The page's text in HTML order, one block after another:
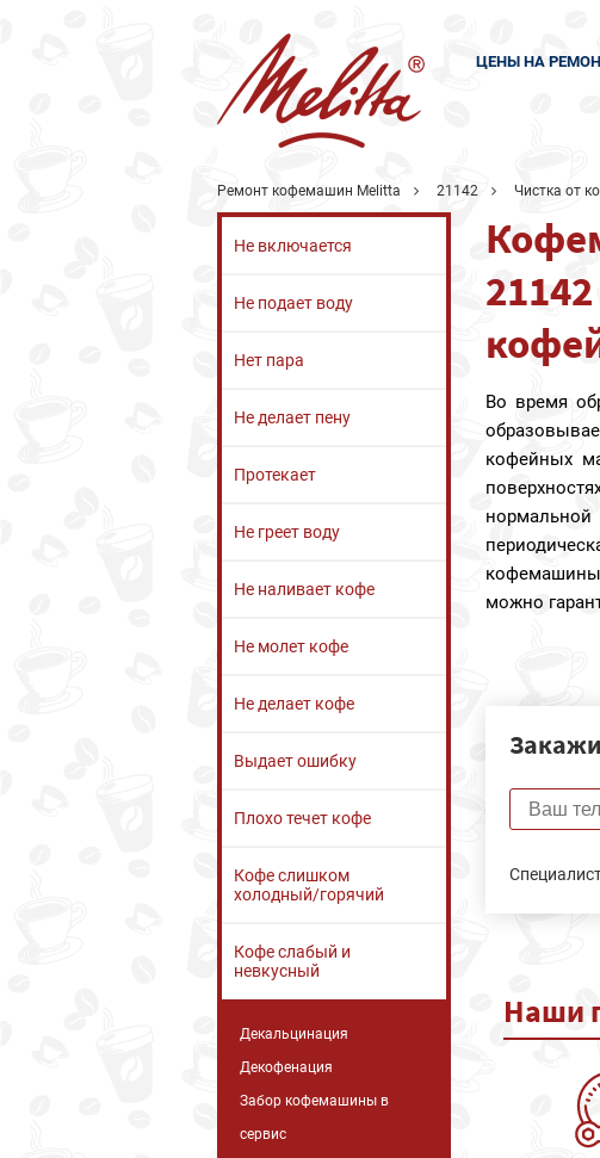
ЦЕНЫ НА
Ремонт кофемашин Melitta 21142 Чистка от
Не включается
Не подает воду
Нет пара
Не делает пену
Протекает
Не греет воду
Не наливает кофе
Не молет кофе
Не делает кофе
Выдает ошибку
Плохо течет кофе
Кофе слишком
холодный/горячий
Кофе слабый и
невкусный
Декальцинация
Декофенация
Забор кофемашины в
сервис
Во время
кофейных
нормальной
можно
Наши